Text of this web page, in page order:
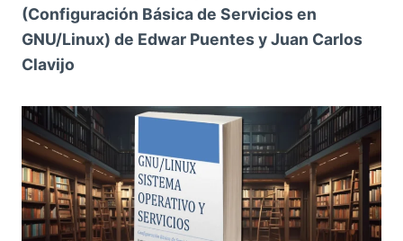
(Configuración Básica de Servicios en
GNU/Linux) de Edwar Puentes y Juan Carlos
Clavijo